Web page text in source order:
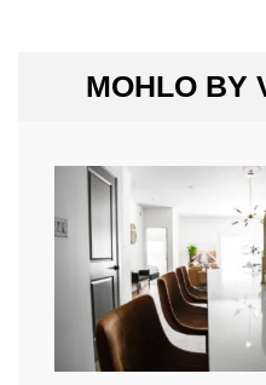
MOHLO BY